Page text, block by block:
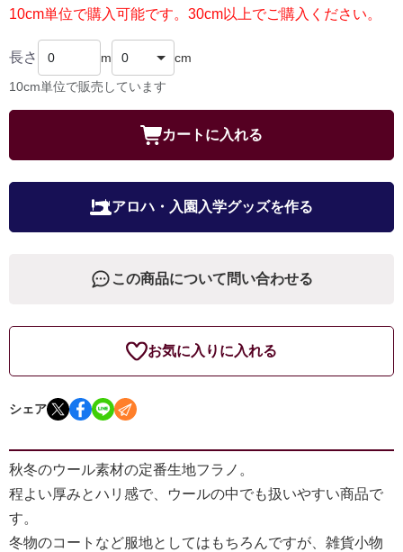
10cm単位で購入可能です。30cm以上でご購入ください。
長さ m cm
10cm単位で販売しています
カートに入れる
アロハ・入園入学グッズを作る
この商品について問い合わせる
お気に入りに入れる
シェア
秋冬のウール素材の定番生地フラノ。
程よい厚みとハリ感で、ウールの中でも扱いやすい商品で
す。
冬物のコートなど服地としてはもちろんですが、雑貨小物